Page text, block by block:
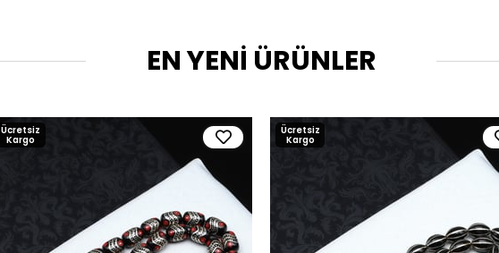
EN YENİ ÜRÜNLER
Ücretsiz
Kargo
Ücretsiz
Kargo